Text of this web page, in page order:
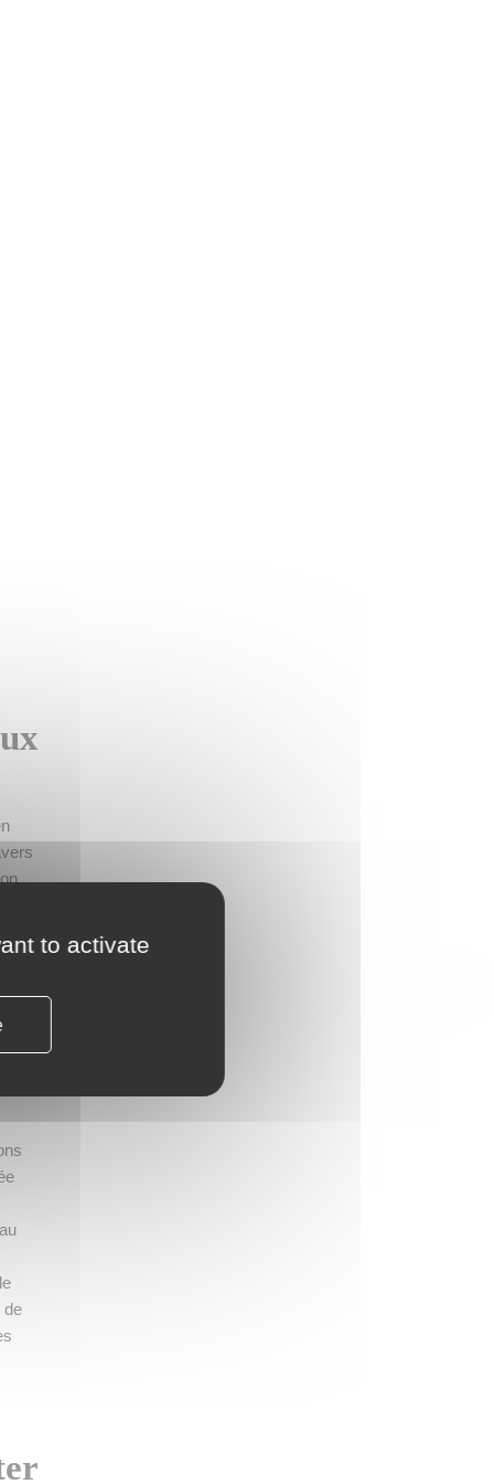
de
to activate